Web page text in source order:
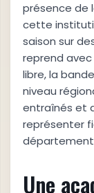
présence de
cette
saison sur
reprend
libre, la
niveau
entraînés et
représenter
Une